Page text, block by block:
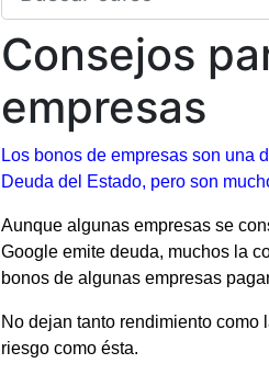
Consejos
empresas
Los bonos de empresas son una
Deuda del Estado, pero son
Aunque algunas empresas se
Google emite deuda, muchos la
bonos de algunas empresas
No dejan tanto rendimiento
riesgo como ésta.